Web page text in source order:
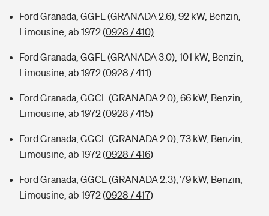
Ford Granada, GGFL (GRANADA 2.6), 92 kW, Benzin,
Limousine, ab 1972(0928 / 410)
Ford Granada, GGFL (GRANADA 3.0), 101 kW, Benzin,
Limousine, ab 1972(0928 / 411)
Ford Granada, GGCL (GRANADA 2.0), 66 kW, Benzin,
Limousine, ab 1972(0928 / 415)
Ford Granada, GGCL (GRANADA 2.0), 73 kW, Benzin,
Limousine, ab 1972(0928 / 416)
Ford Granada, GGCL (GRANADA 2.3), 79 kW, Benzin,
Limousine, ab 1972(0928 / 417)